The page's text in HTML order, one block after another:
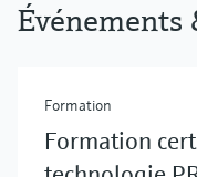
Événements
Formation
Formation